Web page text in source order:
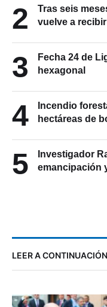
2
Tras seis
vuelve a
3
Fecha 24 de
hexagonal
4
Incendio
hectáreas de
5
Investigador
emancipación
LEER A CONTINUACIÓN